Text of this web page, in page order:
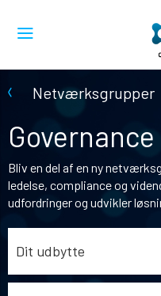
Netværksgrupper
Bliv en del af en ny
ledelse, compliance og
udfordringer og udvikler
Dit udbytte